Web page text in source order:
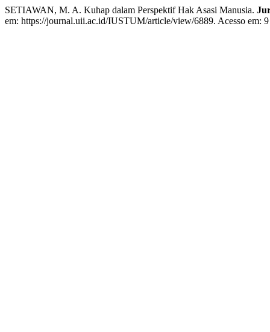
SETIAWAN, M. A. Kuhap dalam Perspektif Hak Asasi Manusia.
em: https://journal.uii.ac.id/IUSTUM/article/view/6889. Acesso em: